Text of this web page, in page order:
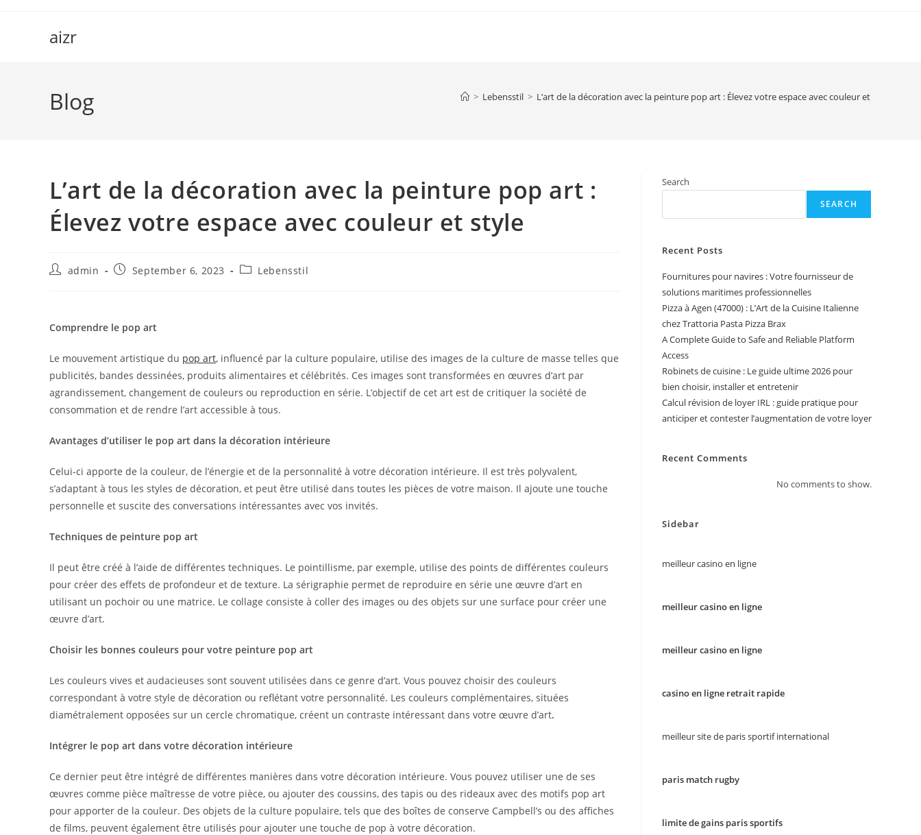
aizr
Blog > Lebensstil > L’art de la décoration avec la peinture pop art : Élevez votre espace avec couleur et style
L’art de la décoration avec la peinture pop art :
Élevez votre espace avec couleur et style
Postadmin
PostSeptember 6, 2023
PostLebensstil
Comprendre le pop art
Le mouvement artistique du pop art, influencé par la culture populaire, utilise des images de la culture de masse telles que
publicités, bandes dessinées, produits alimentaires et célébrités. Ces images sont transformées en œuvres d’art par
agrandissement, changement de couleurs ou reproduction en série. L’objectif de cet art est de critiquer la société de
consommation et de rendre l’art accessible à tous.
Avantages d’utiliser le pop art dans la décoration intérieure
Celui-ci apporte de la couleur, de l’énergie et de la personnalité à votre décoration intérieure. Il est très polyvalent,
s’adaptant à tous les styles de décoration, et peut être utilisé dans toutes les pièces de votre maison. Il ajoute une touche
personnelle et suscite des conversations intéressantes avec vos invités.
Techniques de peinture pop art
Il peut être créé à l’aide de différentes techniques. Le pointillisme, par exemple, utilise des points de différentes couleurs
pour créer des effets de profondeur et de texture. La sérigraphie permet de reproduire en série une œuvre d’art en
utilisant un pochoir ou une matrice. Le collage consiste à coller des images ou des objets sur une surface pour créer une
œuvre d’art.
Choisir les bonnes couleurs pour votre peinture pop art
Les couleurs vives et audacieuses sont souvent utilisées dans ce genre d’art. Vous pouvez choisir des couleurs
correspondant à votre style de décoration ou reflétant votre personnalité. Les couleurs complémentaires, situées
diamétralement opposées sur un cercle chromatique, créent un contraste intéressant dans votre œuvre d’art.
Intégrer le pop art dans votre décoration intérieure
Ce dernier peut être intégré de différentes manières dans votre décoration intérieure. Vous pouvez utiliser une de ses
œuvres comme pièce maîtresse de votre pièce, ou ajouter des coussins, des tapis ou des rideaux avec des motifs pop art
pour apporter de la couleur. Des objets de la culture populaire, tels que des boîtes de conserve Campbell’s ou des affiches
de films, peuvent également être utilisés pour ajouter une touche de pop à votre décoration.
Search
SEARCH
Recent Posts
Fournitures pour navires : Votre fournisseur de
solutions maritimes professionnelles
Pizza à Agen (47000) : L’Art de la Cuisine Italienne
chez Trattoria Pasta Pizza Brax
A Complete Guide to Safe and Reliable Platform
Access
Robinets de cuisine : Le guide ultime 2026 pour
bien choisir, installer et entretenir
Calcul révision de loyer IRL : guide pratique pour
anticiper et contester l’augmentation de votre loyer
Recent Comments
No comments to show.
Sidebar
meilleur casino en ligne
meilleur casino en ligne
meilleur casino en ligne
casino en ligne retrait rapide
meilleur site de paris sportif international
paris match rugby
limite de gains paris sportifs